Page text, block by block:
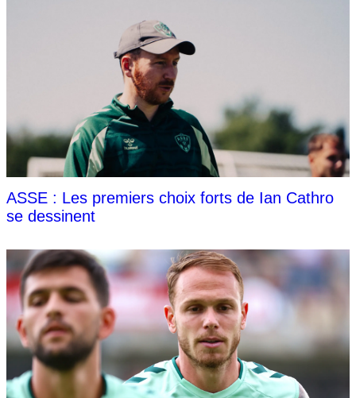
ASSE : Les premiers choix forts de Ian Cathro
se dessinent